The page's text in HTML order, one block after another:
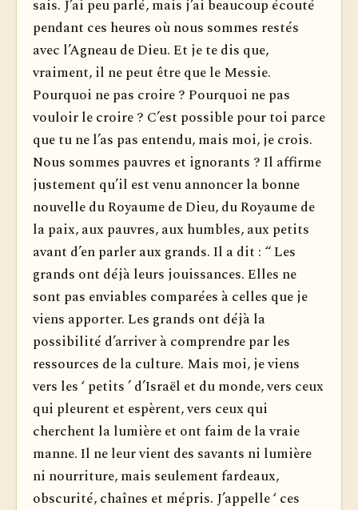
sais. J’ai peu parlé, mais j’ai beaucoup écouté
pendant ces heures où nous sommes restés
avec l’Agneau de Dieu. Et je te dis que,
vraiment, il ne peut être que le Messie.
Pourquoi ne pas croire ? Pourquoi ne pas
vouloir le croire ? C’est possible pour toi parce
que tu ne l’as pas entendu, mais moi, je crois.
Nous sommes pauvres et ignorants ? Il affirme
justement qu’il est venu annoncer la bonne
nouvelle du Royaume de Dieu, du Royaume de
la paix, aux pauvres, aux humbles, aux petits
avant d’en parler aux grands. Il a dit : “ Les
grands ont déjà leurs jouissances. Elles ne
sont pas enviables comparées à celles que je
viens apporter. Les grands ont déjà la
possibilité d’arriver à comprendre par les
ressources de la culture. Mais moi, je viens
vers les ‘ petits ’ d’Israël et du monde, vers ceux
qui pleurent et espèrent, vers ceux qui
cherchent la lumière et ont faim de la vraie
manne. Il ne leur vient des savants ni lumière
ni nourriture, mais seulement fardeaux,
obscurité, chaînes et mépris. J’appelle ‘ ces